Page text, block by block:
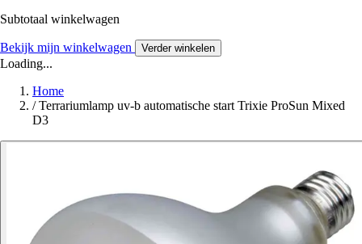
Subtotaal winkelwagen
Bekijk mijn winkelwagen Verder winkelen
Loading...
Home
/ Terrariumlamp uv-b automatische start Trixie ProSun Mixed
D3